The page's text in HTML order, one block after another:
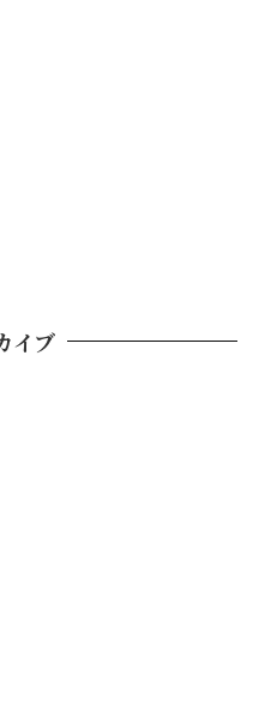
イブ